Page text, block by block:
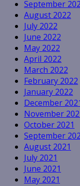
September
August 2022
July 2022
June 2022
May 2022
April 2022
March 2022
February 2022
January 2022
December
November
October 2021
September
August 2021
July 2021
June 2021
May 2021